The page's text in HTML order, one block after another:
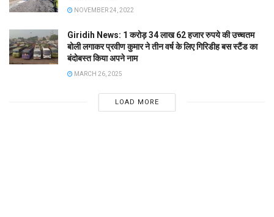
NOVEMBER 24, 2022
Giridih News: 1 करोड़ 34 लाख 62 हजार रुपये की उच्चतम
बोली लगाकर प्रवीण कुमार ने तीन वर्ष के लिए गिरिडीह बस स्टैंड का
बंदोबस्त किया अपने नाम
MARCH 26, 2025
LOAD MORE